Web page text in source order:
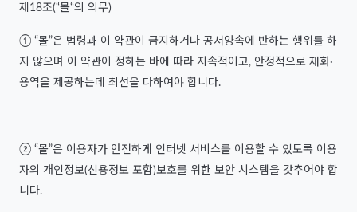
제18조(“몰“의 의무)
① “몰”은 법령과 이 약관이 금지하거나 공서양속에 반하는 행위를 하
지 않으며 이 약관이 정하는 바에 따라 지속적이고, 안정적으로 재화·
용역을 제공하는데 최선을 다하여야 합니다.
② “몰”은 이용자가 안전하게 인터넷 서비스를 이용할 수 있도록 이용
자의 개인정보(신용정보 포함)보호를 위한 보안 시스템을 갖추어야 합
니다.